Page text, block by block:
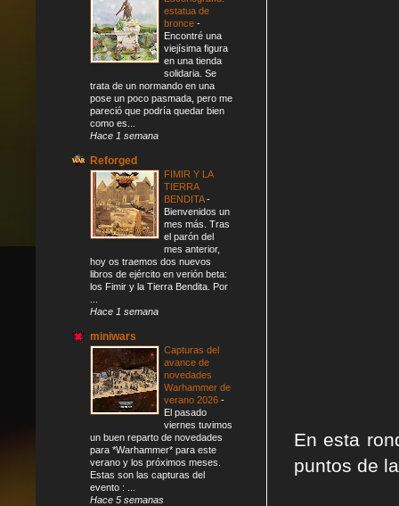
En esta
puntos de
estatua de
bronce -
Encontré una
viejísima figura
en una tienda
solidaria. Se
trata de un normando en una
pose un poco pasmada, pero me
pareció que podría quedar bien
como es...
Hace 1 semana
Reforged
FIMIR Y LA
TIERRA
BENDITA-
Bienvenidos un
mes más. Tras
el parón del
mes anterior,
hoy os traemos dos nuevos
libros de ejército en verión beta:
los Fimir y la Tierra Bendita. Por
Hace 1 semana
miniwars
Capturas del
avance de
novedades
Warhammer de
verano 2026 -
El pasado
viernes tuvimos
un buen reparto de novedades
para *Warhammer* para este
verano y los próximos meses.
Estas son las capturas del
evento : ...
Hace 5 semanas